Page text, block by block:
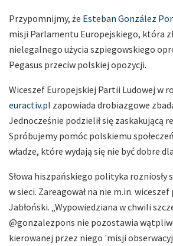
Przypomnijmy, że Esteban González
misji Parlamentu Europejskiego, która
nielegalnego użycia szpiegowskiego
Pegasus przeciw polskiej opozycji.
Wiceszef Europejskiej Partii Ludowej w
euractiv.pl zapowiada drobiazgowe
Jednocześnie podzielił się zaskakującą
Spróbujemy pomóc polskiemu
władze, które wydają się nie być dobre
Słowa hiszpańskiego polityka rozniosły
w sieci. Zareagował na nie m.in. wiceszef
Jabłoński. „Wypowiedziana w chwili
@gonzalezpons nie pozostawia
kierowanej przez niego 'misji